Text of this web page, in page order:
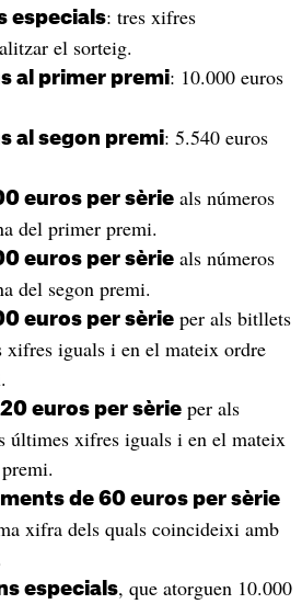
especials: tres xifres
el sorteig.
al primer premi: 10.000 euros
al segon premi: 5.540 euros
euros per sèrieals números
del primer premi.
euros per sèrieals números
del segon premi.
euros per sèrieper als bitllets
xifres iguals i en el mateix ordre
euros per sèrieper als
últimes xifres iguals i en el mateix
de 60 euros per sèrie
xifra dels quals coincideixi amb
especials, que atorguen 10.000